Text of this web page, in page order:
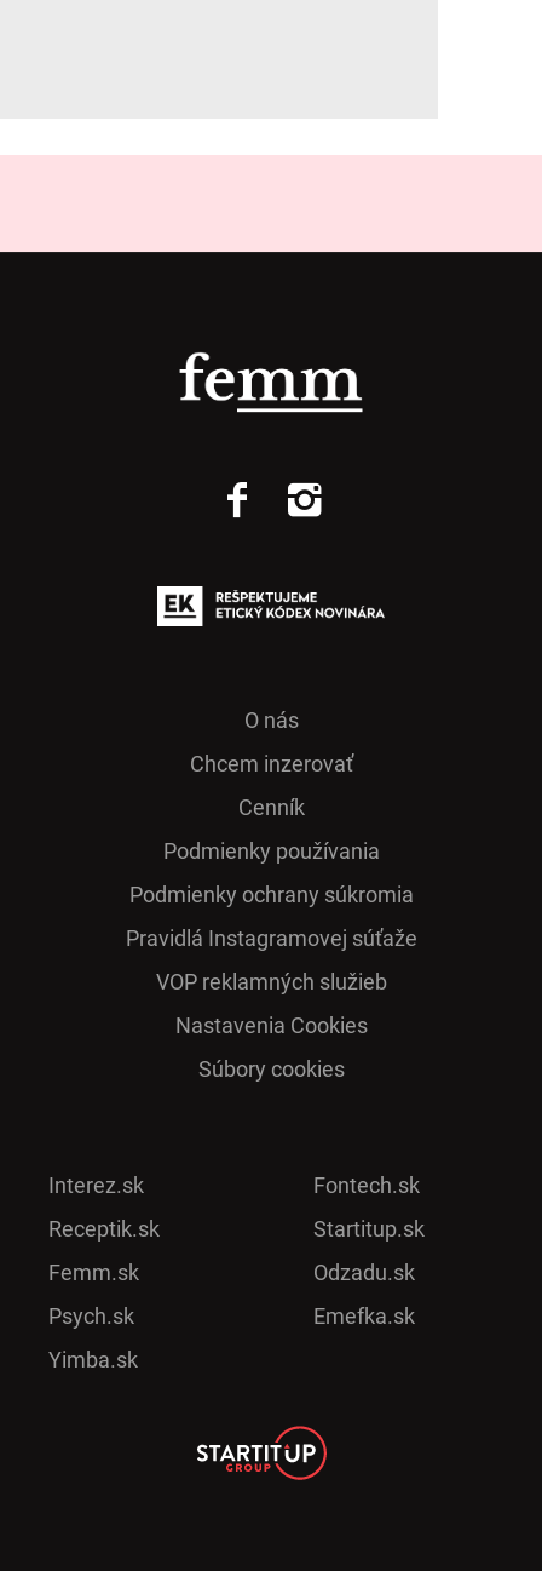
O nás
Chcem inzerovať
Cenník
Podmienky používania
Podmienky ochrany súkromia
Pra­vidlá Ins­ta­gra­mo­vej sú­ťaže
VOP reklamných služieb
Nastavenia Cookies
Súbory cookies
Interez.sk
Receptik.sk
Femm.sk
Psych.sk
Yimba.sk
Fontech.sk
Startitup.sk
Odzadu.sk
Emefka.sk